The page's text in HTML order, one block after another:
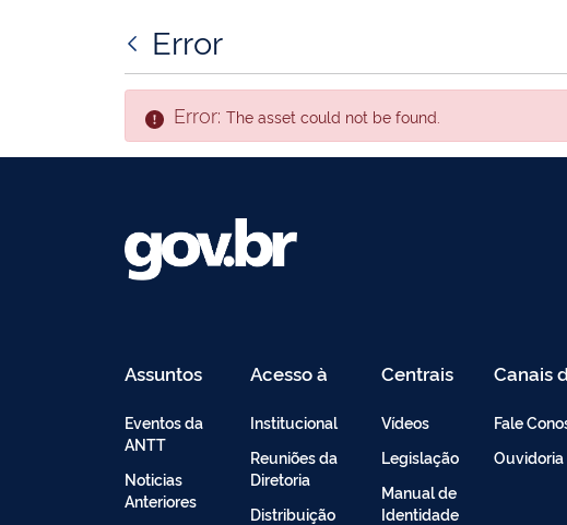
Error
Error: The asset could not be found.
Assuntos
Eventos da
ANTT
Noticias
Anteriores
Acesso à
Institucional
Reuniões da
Diretoria
Distribuição
Centrais
Vídeos
Legislação
Manual de
Identidade
Canais
Fale
Ouvidoria